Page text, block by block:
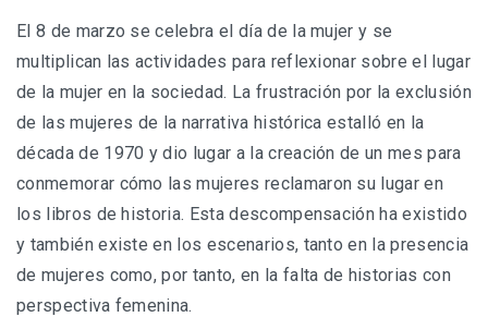
El 8 de marzo se celebra el día de la mujer y se
multiplican las actividades para reflexionar sobre el lugar
de la mujer en la sociedad. La frustración por la exclusión
de las mujeres de la narrativa histórica estalló en la
década de 1970 y dio lugar a la creación de un mes para
conmemorar cómo las mujeres reclamaron su lugar en
los libros de historia. Esta descompensación ha existido
y también existe en los escenarios, tanto en la presencia
de mujeres como, por tanto, en la falta de historias con
perspectiva femenina.